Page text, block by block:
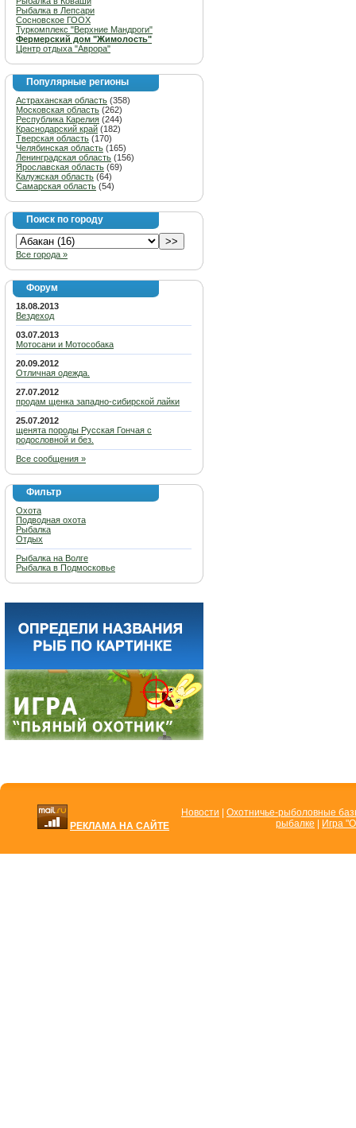
Рыбалка в Лепсари
Сосновское ГООХ
Туркомплекс "Верхние Мандроги"
Фермерский дом "Жимолость"
Центр отдыха "Аврора"
Популярные регионы
Астраханская область (358)
Московская область (262)
Республика Карелия (244)
Краснодарский край (182)
Тверская область (170)
Челябинская область (165)
Ленинградская область (156)
Ярославская область (69)
Калужская область (64)
Самарская область (54)
Поиск по городу
Все города »
Форум
18.08.2013
Вездеход
03.07.2013
Мотосани и Мотособака
20.09.2012
Отличная одежда.
27.07.2012
продам щенка западно-сибирской лайки
25.07.2012
щенята породы Русская Гончая с
родословной и без.
Все сообщения »
Фильтр
Охота
Подводная охота
Рыбалка
Отдых
Рыбалка на Волге
Рыбалка в Подмосковье
РЕКЛАМА НА САЙТЕ
Новости
Охотничье-рыболовные
рыбалке
Игра